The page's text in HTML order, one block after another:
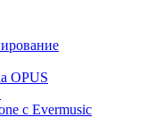
OPUS
с Evermusic